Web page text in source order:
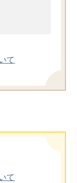
て
て